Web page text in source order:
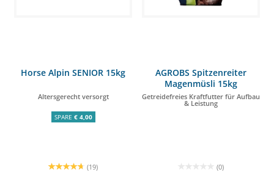
Horse Alpin SENIOR 15kg
Altersgerecht versorgt
SPARE € 4,00
(19)
AGROBS Spitzenreiter
Magenmüsli 15kg
Getreidefreies Kraftfutter für Aufbau
& Leistung
(0)